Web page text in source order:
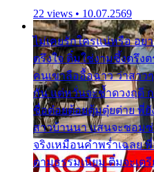
22 views • 10.07.2569
ไม่เคยรักใครแน่หรือ อย
ตรึงใจ ติ๋มใช่งามซึ้งตรึง
คนเขาลืออื้อฉาว ว่าสา
กัน แต่หวั่นจะช้ำดวงฤดี
ชื่อต๋อยต้อยตุ้มตุ๋ยต่าย พี่ยั
สาวบ้านนา แสนจะซอม
จริงเหมือนคำพร่ำเฉลย
ตามธรรมเนียม ติ๋มจะเต